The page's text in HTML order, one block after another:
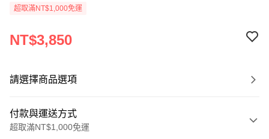
超取滿NT$1,000免運
NT$3,850
請選擇商品選項
付款與運送方式
超取滿NT$1,000免運